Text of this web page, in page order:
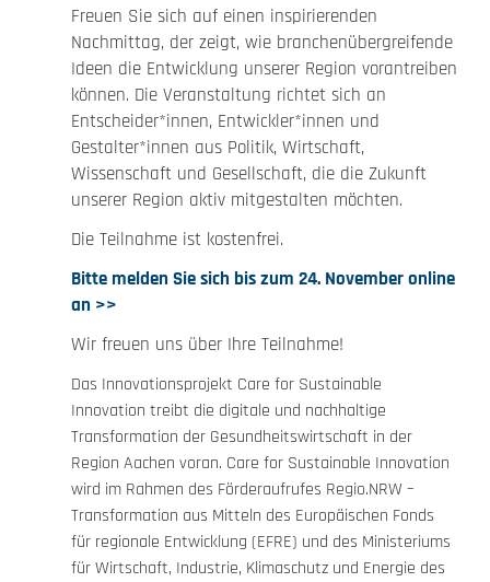
Freuen Sie sich auf einen inspirierenden
Nachmittag, der zeigt, wie branchenübergreifende
Ideen die Entwicklung unserer Region vorantreiben
können. Die Veranstaltung richtet sich an
Entscheider*innen, Entwickler*innen und
Gestalter*innen aus Politik, Wirtschaft,
Wissenschaft und Gesellschaft, die die Zukunft
unserer Region aktiv mitgestalten möchten.
Die Teilnahme ist kostenfrei.
Bitte melden Sie sich bis zum 24. November online
an >>
Wir freuen uns über Ihre Teilnahme!
Das Innovationsprojekt Care for Sustainable
Innovation treibt die digitale und nachhaltige
Transformation der Gesundheitswirtschaft in der
Region Aachen voran. Care for Sustainable Innovation
wird im Rahmen des Förderaufrufes Regio.NRW –
Transformation aus Mitteln des Europäischen Fonds
für regionale Entwicklung (EFRE) und des Ministeriums
für Wirtschaft, Industrie, Klimaschutz und Energie des